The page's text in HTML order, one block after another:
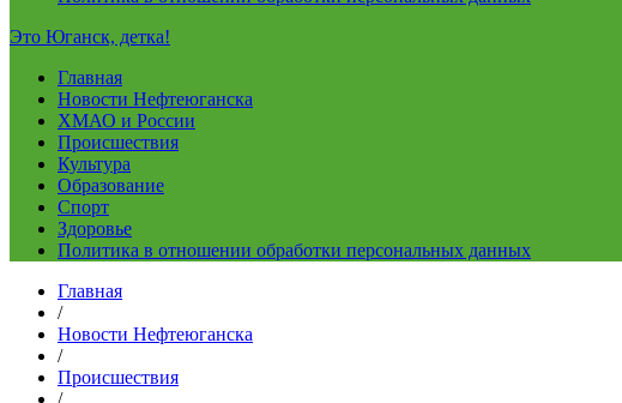
Это Юганск, детка!
Главная
Новости Нефтеюганска
ХМАО и России
Происшествия
Культура
Образование
Спорт
Здоровье
Политика в отношении обработки персональных данных
Главная
/
Новости Нефтеюганска
/
Происшествия
/